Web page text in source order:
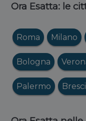
Ora Esatta: le
Roma Milano
Bologna
Palermo